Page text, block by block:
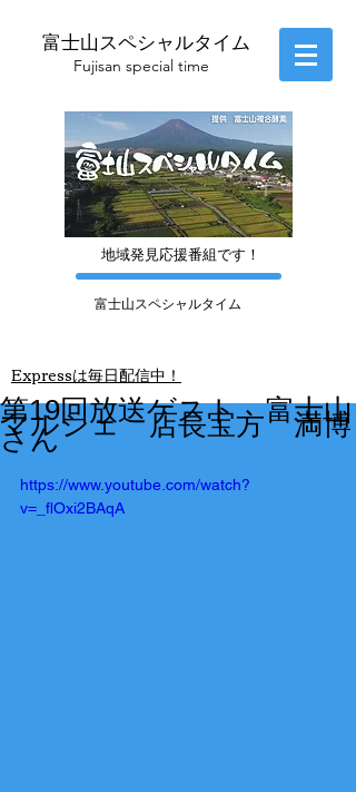
富士山スペシャルタイム
​Fujisan special time
​地域発見応援番組です！
富士山スペシャルタイム
​Expressは毎日配信中！
第19回放送ゲスト 富士山
マルシェ 店長宝方 満博
さん
https://www.youtube.com/watch?
v=_flOxi2BAqA